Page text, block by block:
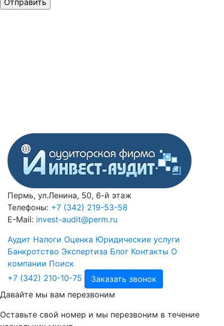
Пермь, ул.Ленина, 50, 6-й этаж
Телефоны: +7 (342) 219-53-58
E-Mail: invest-audit@perm.ru
Аудит Налоги Оценка Юридические услуги
Банкротство Экспертиза Блог Контакты О
компании Поиск
+7 (342) 210-10-75
Заказать звонок
Давайте мы вам перезвоним
Оставьте свой номер и мы перезвоним в течение